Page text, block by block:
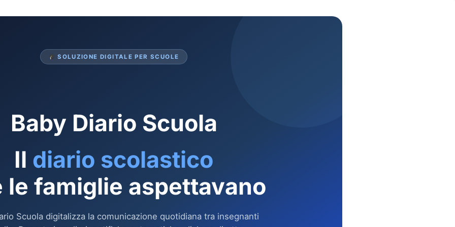
SOLUZIONE DIGITALE PER SCUOLE
Baby Diario Scuola
Il diario scolastico
le famiglie aspettavano
Scuola digitalizza la comunicazione quotidiana tra insegnanti